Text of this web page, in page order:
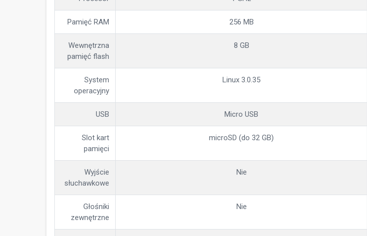
Pamięć RAM 256 MB
Wewnętrzna
pamięć flash
8 GB
System
operacyjny
Linux 3.0.35
USB Micro USB
Slot kart
pamięci
microSD (do 32 GB)
Wyjście
słuchawkowe
Nie
Głośniki
zewnętrzne
Nie